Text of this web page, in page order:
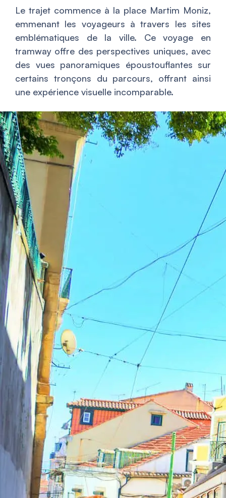
Le trajet commence à la place Martim Moniz,
emmenant les voyageurs à travers les sites
emblématiques de la ville. Ce voyage en
tramway offre des perspectives uniques, avec
des vues panoramiques époustouflantes sur
certains tronçons du parcours, offrant ainsi
une expérience visuelle incomparable.